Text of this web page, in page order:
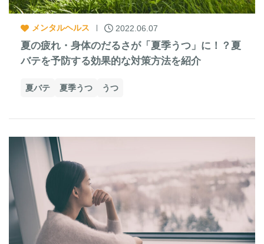
メンタルヘルス 2022.06.07
夏の疲れ・身体のだるさが「夏季うつ」に！？夏
バテを予防する効果的な対策方法を紹介
夏バテ 夏季うつ うつ